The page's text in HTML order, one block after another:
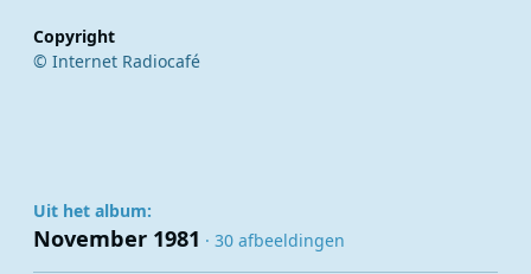
Copyright
© Internet Radiocafé
Uit het album:
November 1981 · 30 afbeeldingen